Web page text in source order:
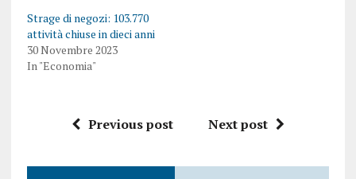
Strage di negozi: 103.770
attività chiuse in dieci anni
30 Novembre 2023
In "Economia"
Previous post Next post